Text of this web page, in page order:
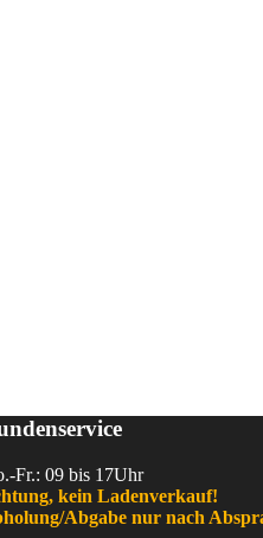
Fr.: 09 bis 17Uhr
kein Ladenverkauf!
Abgabe nur nach